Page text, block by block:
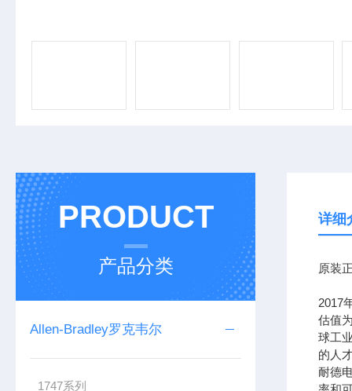
PRODUCT
产品分类
Allen-Bradley罗克韦尔
1747系列
详细
原装
2017
估值
球工
的人
耐德